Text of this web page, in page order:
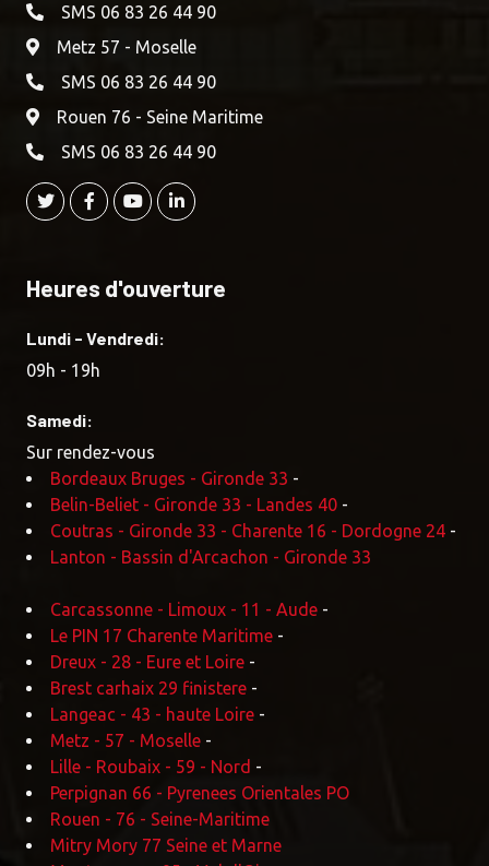
SMS 06 83 26 44 90
Metz 57 - Moselle
SMS 06 83 26 44 90
Rouen 76 - Seine Maritime
SMS 06 83 26 44 90
Heures d'ouverture
Lundi - Vendredi:
09h - 19h
Samedi:
Sur rendez-vous
Bordeaux Bruges - Gironde 33 -
Belin-Beliet - Gironde 33 - Landes 40 -
Coutras - Gironde 33 - Charente 16 - Dordogne 24 -
Lanton - Bassin d'Arcachon - Gironde 33
Carcassonne - Limoux - 11 - Aude -
Le PIN 17 Charente Maritime -
Dreux - 28 - Eure et Loire -
Brest carhaix 29 finistere -
Langeac - 43 - haute Loire -
Metz - 57 - Moselle -
Lille - Roubaix - 59 - Nord -
Perpignan 66 - Pyrenees Orientales PO
Rouen - 76 - Seine-Maritime
Mitry Mory 77 Seine et Marne